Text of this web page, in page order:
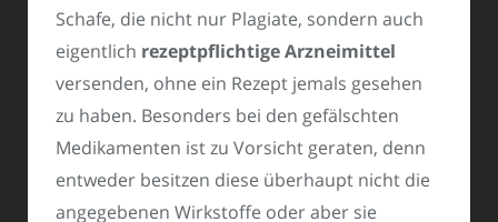
Schafe, die nicht nur Plagiate, sondern auch
eigentlich rezeptpflichtige Arzneimittel
versenden, ohne ein Rezept jemals gesehen
zu haben. Besonders bei den gefälschten
Medikamenten ist zu Vorsicht geraten, denn
entweder besitzen diese überhaupt nicht die
angegebenen Wirkstoffe oder aber sie